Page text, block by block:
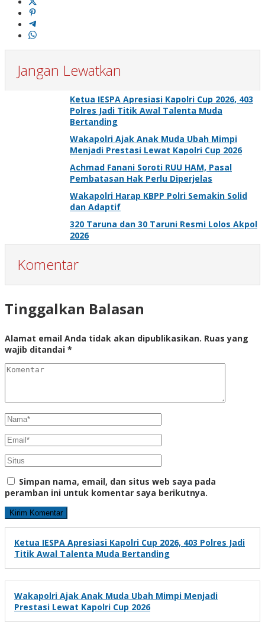
Jangan Lewatkan
Ketua IESPA Apresiasi Kapolri Cup 2026, 403
Polres Jadi Titik Awal Talenta Muda
Bertanding
Wakapolri Ajak Anak Muda Ubah Mimpi
Menjadi Prestasi Lewat Kapolri Cup 2026
Achmad Fanani Soroti RUU HAM, Pasal
Pembatasan Hak Perlu Diperjelas
Wakapolri Harap KBPP Polri Semakin Solid
dan Adaptif
320 Taruna dan 30 Taruni Resmi Lolos Akpol
2026
Komentar
Tinggalkan Balasan
Alamat email Anda tidak akan dipublikasikan. Ruas yang
wajib ditandai *
Simpan nama, email, dan situs web saya pada
peramban ini untuk komentar saya berikutnya.
Ketua IESPA Apresiasi Kapolri Cup 2026, 403 Polres Jadi
Titik Awal Talenta Muda Bertanding
Wakapolri Ajak Anak Muda Ubah Mimpi Menjadi
Prestasi Lewat Kapolri Cup 2026